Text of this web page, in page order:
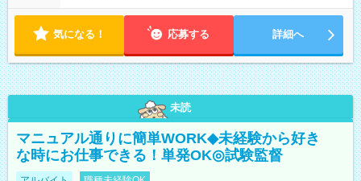
気になる！ 応募する 詳細へ
未読
マニュアル通りに簡単WORK◆未経験から好き
な時にお仕事できる！単発OK◎試験監督